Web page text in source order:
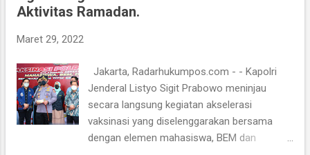
City, Jakarta Selatan, Selasa (29/3/2022).
sukarela Polri kepada Melanesian Spearhead
Group (MSG) guna mengembangkan strategi
keamanan kawasan," kata Johni kepada
wartawan. Johni menjelaskan, hal ini wujud
dari hasil Pertemuan Menteri Kepolisian
Aktivitas Ramadan.
Maret 29, 2022
Jakarta, Radarhukumpos.com - - Kapolri
Jenderal Listyo Sigit Prabowo meninjau
secara langsung kegiatan akselerasi
vaksinasi yang diselenggarakan bersama
dengan elemen mahasiswa, BEM dan